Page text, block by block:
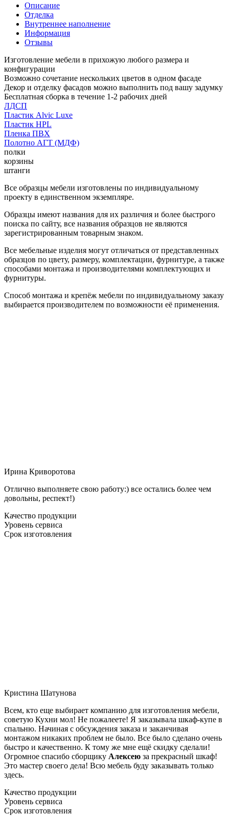
Описание
Отделка
Внутреннее наполнение
Информация
Отзывы
Изготовление мебели в прихожую любого размера и
конфигурации
Возможно сочетание нескольких цветов в одном фасаде
Декор и отделку фасадов можно выполнить под вашу задумку
Бесплатная сборка в течение 1-2 рабочих дней
ЛДСП
Пластик Alvic Luxe
Пластик HPL
Пленка ПВХ
Полотно АГТ (МДФ)
полки
корзины
штанги
Все образцы мебели изготовлены по индивидуальному
проекту в единственном экземпляре.
Образцы имеют названия для их различия и более быстрого
поиска по сайту, все названия образцов не являются
зарегистрированным товарным знаком.
Все мебельные изделия могут отличаться от представленных
образцов по цвету, размеру, комплектации, фурнитуре, а также
способами монтажа и производителями комплектующих и
фурнитуры.
Способ монтажа и крепёж мебели по индивидуальному заказу
выбирается производителем по возможности её применения.
Ирина Криворотова
Отлично выполняете свою работу:) все остались более чем
довольны, респект!)
Качество продукции
Уровень сервиса
Срок изготовления
Кристина Шатунова
Всем, кто еще выбирает компанию для изготовления мебели,
советую Кухни мол! Не пожалеете! Я заказывала шкаф-купе в
спальню. Начиная с обсуждения заказа и заканчивая
монтажом никаких проблем не было. Все было сделано очень
быстро и качественно. К тому же мне ещё скидку сделали!
Огромное спасибо сборщику Алексею за прекрасный шкаф!
Это мастер своего дела! Всю мебель буду заказывать только
здесь.
Качество продукции
Уровень сервиса
Срок изготовления